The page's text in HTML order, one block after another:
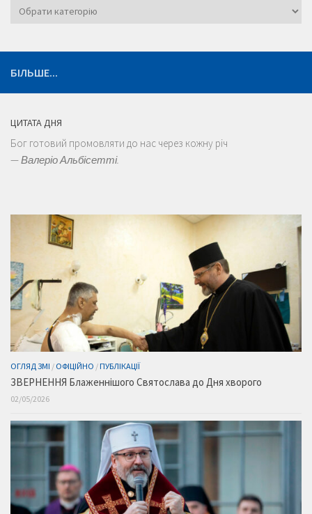
Категорії
БІЛЬШЕ...
ЦИТАТА ДНЯ
Бог готовий промовляти до нас через кожну річ
—Валеріо Альбісетті.
ОГЛЯД ЗМІ / ОФІЦІЙНО /ПУБЛІКАЦІЇ
ЗВЕРНЕННЯ Блаженнішого Святослава до Дня хворого
02/05/2026